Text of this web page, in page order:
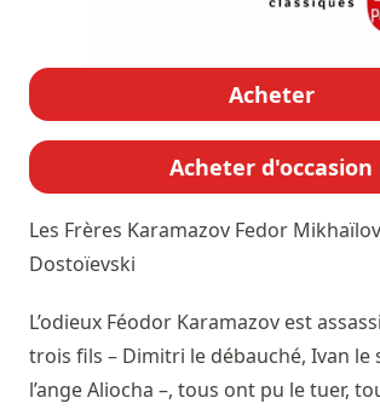
Acheter
Acheter d'occasion
Les Frères Karamazov Fedor
Dostoïevski
L’odieux Féodor Karamazov est
trois fils – Dimitri le débauché, Ivan le
l’ange Aliocha –, tous ont pu le tuer,